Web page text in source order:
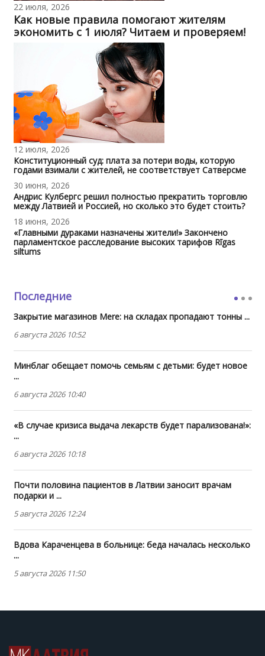
22 июля, 2026
Как новые правила помогают жителям
экономить с 1 июля? Читаем и проверяем!
12 июля, 2026
Конституционный суд: плата за потери воды, которую
годами взимали с жителей, не соответствует Сатверсме
30 июня, 2026
Андрис Кулбергс решил полностью прекратить торговлю
между Латвией и Россией, но сколько это будет стоить?
18 июня, 2026
«Главными дураками назначены жители!» Закончено
парламентское расследование высоких тарифов Rīgas
siltums
Последние
Закрытие магазинов Mere: на складах пропадают тонны ...
6 августа 2026 10:52
Минблаг обещает помочь семьям с детьми: будет новое
...
6 августа 2026 10:40
«В случае кризиса выдача лекарств будет парализована!»:
...
6 августа 2026 10:18
Почти половина пациентов в Латвии заносит врачам
подарки и ...
5 августа 2026 12:24
Вдова Караченцева в больнице: беда началась несколько
...
5 августа 2026 11:50